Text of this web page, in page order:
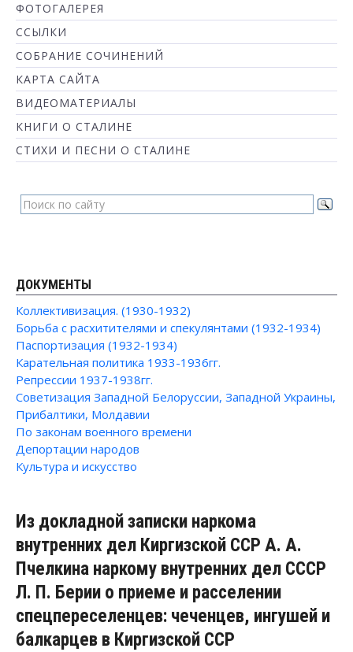
ФОТОГАЛЕРЕЯ
ССЫЛКИ
СОБРАНИЕ СОЧИНЕНИЙ
КАРТА САЙТА
ВИДЕОМАТЕРИАЛЫ
КНИГИ О СТАЛИНЕ
СТИХИ И ПЕСНИ О СТАЛИНЕ
ДОКУМЕНТЫ
Коллективизация. (1930-1932)
Борьба с расхитителями и спекулянтами (1932-1934)
Паспортизация (1932-1934)
Карательная политика 1933-1936гг.
Репрессии 1937-1938гг.
Советизация Западной Белоруссии, Западной Украины,
Прибалтики, Молдавии
По законам военного времени
Депортации народов
Культура и искусство
Из докладной записки наркома
внутренних дел Киргизской ССР А. А.
Пчелкина наркому внутренних дел СССР
Л. П. Берии о приеме и расселении
спецпереселенцев: чеченцев, ингушей и
балкарцев в Киргизской ССР